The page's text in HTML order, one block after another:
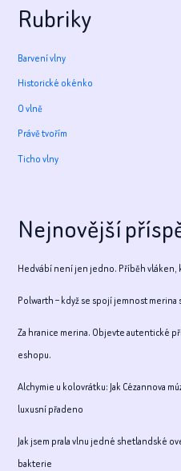
Rubriky
Barvení vlny
Historické okénko
O vlně
Právě tvořím
Ticho vlny
Nejnovější
Hedvábí není jen jedno. Příběh vláken,
Polwarth – když se spojí jemnost
Za hranice merina. Objevte autentické
eshopu.
Alchymie u kolovrátku: Jak Cézannova
luxusní přadeno
Jak jsem prala vlnu jedné shetlandské
bakterie